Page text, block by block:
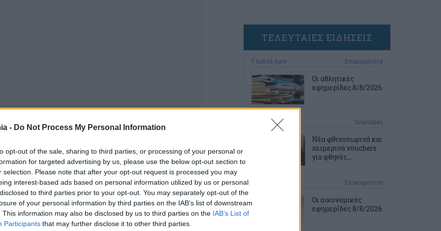
- Do Not Process My Personal Information
opt-out of the sale, sharing to third parties, or processing of your personal or
for targeted advertising by us, please use the below opt-out section to
selection. Please note that after your opt-out request is processed you may
interest-based ads based on personal information utilized by us or personal
to third parties prior to your opt-out. You may separately opt-out of the
of your personal information by third parties on the IAB’s list of downstream
This information may also be disclosed by us to third parties on the IAB’s List of
Participants that may further disclose it to other third parties.
ΤΕΛΕΥΤΑΙΕΣ ΕΙΔΗΣΕΙΣ
7 λεπτά πριν Επικαιρότητα
Οι αθλητικές
εφημερίδες 8/8/2026
39 λεπτά πριν Τουρισμός
Νέα φθινοπωρινά και
χειμερινά vouchers
για φθηνές...
Επικαιρότητα
Οι οικονομικές
εφημερίδες 8/8/2026